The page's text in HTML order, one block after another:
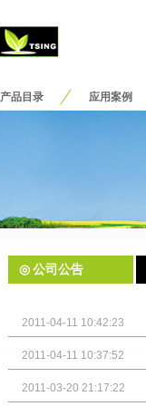
产品目录 应用案例
◎公司公告
2011-04-11 10:42:23
2011-04-11 10:37:52
2011-03-20 21:17:22